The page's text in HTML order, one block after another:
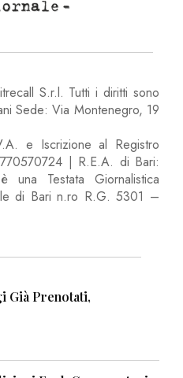
S.r.l. Tutti i diritti sono
Sede: Via Montenegro, 19
e Iscrizione al Registro
| R.E.A. di Bari:
Testata Giornalistica
di Bari n.ro R.G. 5301 –
Già Prenotati,